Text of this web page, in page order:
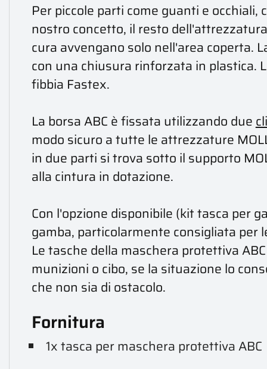
Per piccole parti come guanti e
nostro concetto, il resto
cura avvengano solo nell'area coperta.
con una chiusura rinforzata in plastica.
fibbia Fastex.
La borsa ABC è fissata utilizzando due
modo sicuro a tutte le attrezzature
in due parti si trova sotto il supporto
alla cintura in dotazione.
Con l'opzione disponibile (kit tasca per
gamba, particolarmente consigliata per
Le tasche della maschera protettiva
munizioni o cibo, se la situazione lo
che non sia di ostacolo.
Fornitura
1x tasca per maschera protettiva ABC